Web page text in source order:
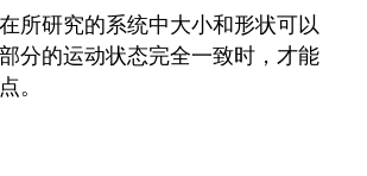
所研究的系统中大小和形状可以
分的运动状态完全一致时，才能
。